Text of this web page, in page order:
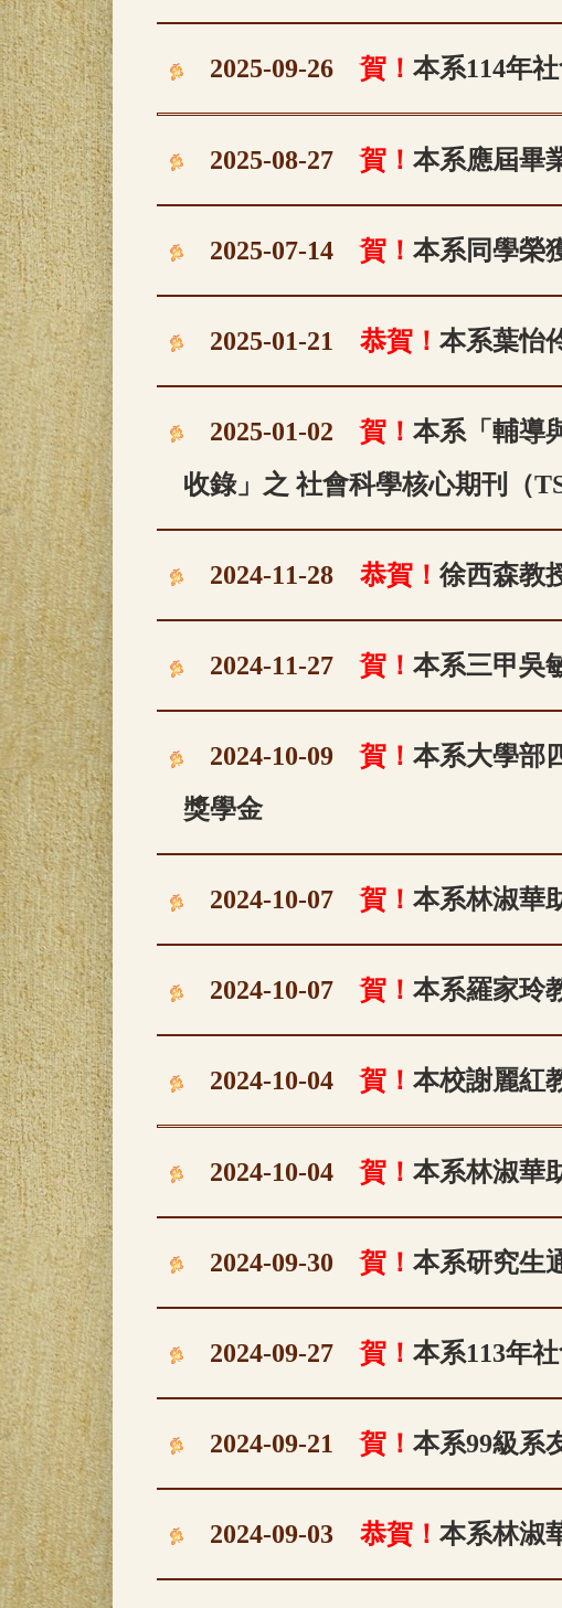
2025-09-26 賀！ 本系114年
2025-08-27 賀！ 本系應屆畢
2025-07-14 賀！ 本系同學榮
2025-01-21 恭賀！ 本系葉怡
2025-01-02 賀！ 本系「輔導
收錄」之 社會科學核心期刊（
2024-11-28 恭賀！ 徐西森教
2024-11-27 賀！ 本系三甲吳
2024-10-09 賀！ 本系大學部
獎學金
2024-10-07 賀！ 本系林淑華
2024-10-07 賀！ 本系羅家玲
2024-10-04 賀！ 本校謝麗紅
2024-10-04 賀！ 本系林淑華
2024-09-30 賀！ 本系研究生
2024-09-27 賀！ 本系113年
2024-09-21 賀！ 本系99級系
2024-09-03 恭賀！ 本系林淑